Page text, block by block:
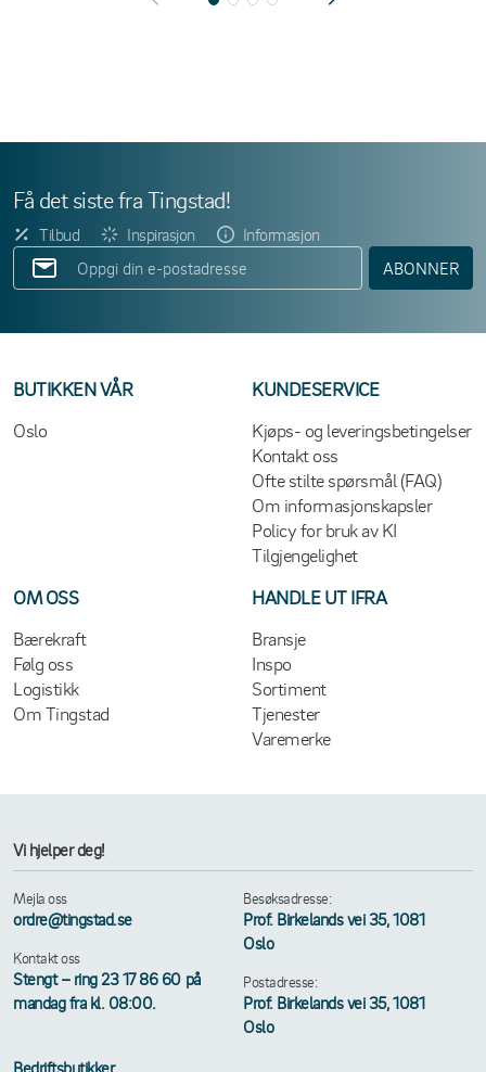
Få det siste fra Tingstad!
Tilbud Inspirasjon
Informasjon
ABONNER
BUTIKKEN VÅR
Oslo
KUNDESERVICE
Kjøps- og leveringsbetingelser
Kontakt oss
Ofte stilte spørsmål (FAQ)
Om informasjonskapsler
Policy for bruk av KI
Tilgjengelighet
OM OSS
Bærekraft
Følg oss
Logistikk
Om Tingstad
HANDLE UT IFRA
Bransje
Inspo
Sortiment
Tjenester
Varemerke
Vi hjelper deg!
Mejla oss
ordre@tingstad.se
Kontakt oss
Stengt – ring 23 17 86 60 på
mandag fra kl. 08:00.
Besøksadresse:
Prof. Birkelands vei 35, 1081
Oslo
Postadresse:
Prof. Birkelands vei 35, 1081
Oslo